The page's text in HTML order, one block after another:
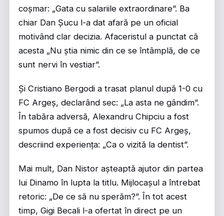
coșmar: „Gata cu salariile extraordinare”. Ba
chiar Dan Șucu l-a dat afară pe un oficial
motivând clar decizia. Afaceristul a punctat că
acesta „Nu știa nimic din ce se întâmplă, de ce
sunt nervi în vestiar”.
Și Cristiano Bergodi a trasat planul după 1-0 cu
FC Argeș, declarând sec: „La asta ne gândim”.
În tabăra adversă, Alexandru Chipciu a fost
spumos după ce a fost decisiv cu FC Argeș,
descriind experiența: „Ca o vizită la dentist”.
Mai mult, Dan Nistor așteaptă ajutor din partea
lui Dinamo în lupta la titlu. Mijlocașul a întrebat
retoric: „De ce să nu sperăm?”. În tot acest
timp, Gigi Becali l-a ofertat în direct pe un